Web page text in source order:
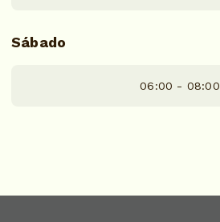
Sábado
06:00 - 08:00